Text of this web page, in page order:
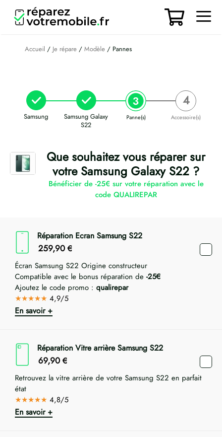
contenu
Accueil / Je répare / Modèle / Pannes
Samsung
Samsung Galaxy
S22
Panne(s) Accessoire(s)
Que souhaitez vous réparer sur
votre Samsung Galaxy S22 ?
Bénéficier de -25€ sur votre réparation avec le
code QUALIREPAR
Réparation Ecran Samsung S22
259,90 €
Écran Samsung S22 Origine constructeur
Compatible avec le bonus réparation de -25€
Ajoutez le code promo : qualirepar
★★★★★ 4,9/5
En savoir +
Réparation Vitre arrière Samsung S22
69,90 €
Retrouvez la vitre arrière de votre Samsung S22 en parfait
état
★★★★★ 4,8/5
En savoir +